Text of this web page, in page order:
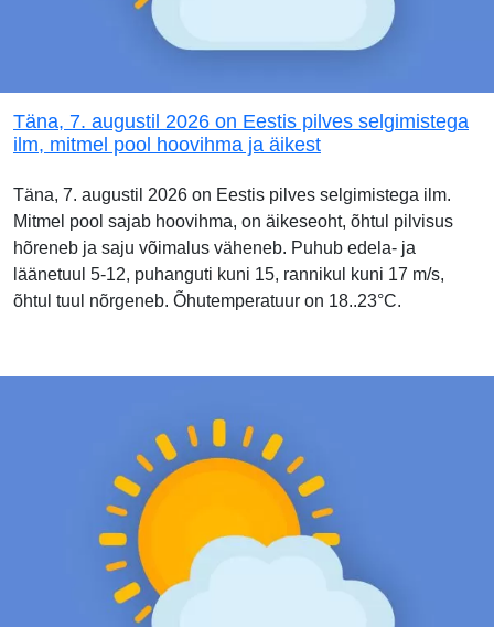
Täna, 7. augustil 2026 on Eestis pilves selgimistega
ilm, mitmel pool hoovihma ja äikest
Täna, 7. augustil 2026 on Eestis pilves selgimistega ilm.
Mitmel pool sajab hoovihma, on äikeseoht, õhtul pilvisus
hõreneb ja saju võimalus väheneb. Puhub edela- ja
läänetuul 5-12, puhanguti kuni 15, rannikul kuni 17 m/s,
õhtul tuul nõrgeneb. Õhutemperatuur on 18..23°C.